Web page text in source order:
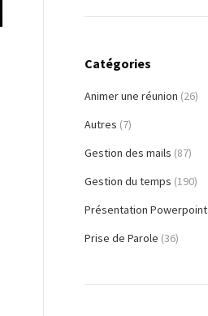
Catégories
Animer une réunion (26)
Autres (7)
Gestion des mails (87)
Gestion du temps (190)
Présentation Powerpoint
Prise de Parole (36)